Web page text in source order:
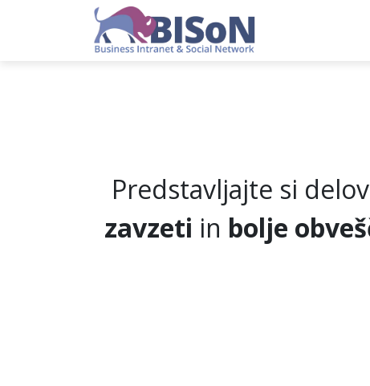
Predstavljajte si
zavzeti in bolje